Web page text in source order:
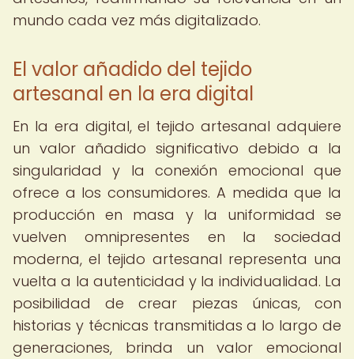
mundo cada vez más digitalizado.
El valor añadido del tejido
artesanal en la era digital
En la era digital, el tejido artesanal adquiere
un valor añadido significativo debido a la
singularidad y la conexión emocional que
ofrece a los consumidores. A medida que la
producción en masa y la uniformidad se
vuelven omnipresentes en la sociedad
moderna, el tejido artesanal representa una
vuelta a la autenticidad y la individualidad. La
posibilidad de crear piezas únicas, con
historias y técnicas transmitidas a lo largo de
generaciones, brinda un valor emocional